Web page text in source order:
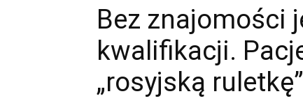
Bez znajomości
kwalifikacji.
„rosyjską ruletkę”